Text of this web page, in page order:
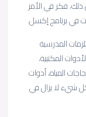
ذلك، فكر في الأمر
في برنامج إكسل.
المدرسية
المكتبية،
المياه، أدوات
شيء لا يزال في